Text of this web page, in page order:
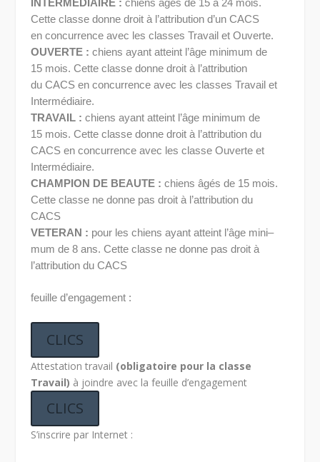
INTERMEDIAIRE : chiens âgés de 15 à 24 mois.
Cette classe donne droit à l’attribution d’un CACS
en concurrence avec les classes Travail et Ouverte.
OUVERTE : chiens ayant atteint l’âge minimum de
15 mois. Cette classe donne droit à l’attribution
du CACS en concurrence avec les classes Travail et
Intermédiaire.
TRAVAIL : chiens ayant atteint l’âge minimum de
15 mois. Cette classe donne droit à l’attribution du
CACS en concurrence avec les classe Ouverte et
Intermédiaire.
CHAMPION DE BEAUTE : chiens âgés de 15 mois.
Cette classe ne donne pas droit à l’attribution du
CACS
VETERAN : pour les chiens ayant atteint l’âge mini–
mum de 8 ans. Cette classe ne donne pas droit à
l’attribution du CACS
feuille d’engagement :
CLICS
Attestation travail (obligatoire pour la classe
Travail) à joindre avec la feuille d’engagement
CLICS
S’inscrire par Internet :